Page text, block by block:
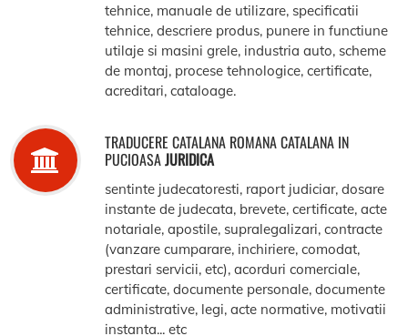
tehnice, manuale de utilizare, specificatii
tehnice, descriere produs, punere in functiune
utilaje si masini grele, industria auto, scheme
de montaj, procese tehnologice, certificate,
acreditari, cataloage.
TRADUCERE CATALANA ROMANA CATALANA IN
PUCIOASAJURIDICA
sentinte judecatoresti, raport judiciar, dosare
instante de judecata, brevete, certificate, acte
notariale, apostile, supralegalizari, contracte
(vanzare cumparare, inchiriere, comodat,
prestari servicii, etc), acorduri comerciale,
certificate, documente personale, documente
administrative, legi, acte normative, motivatii
instanta... etc